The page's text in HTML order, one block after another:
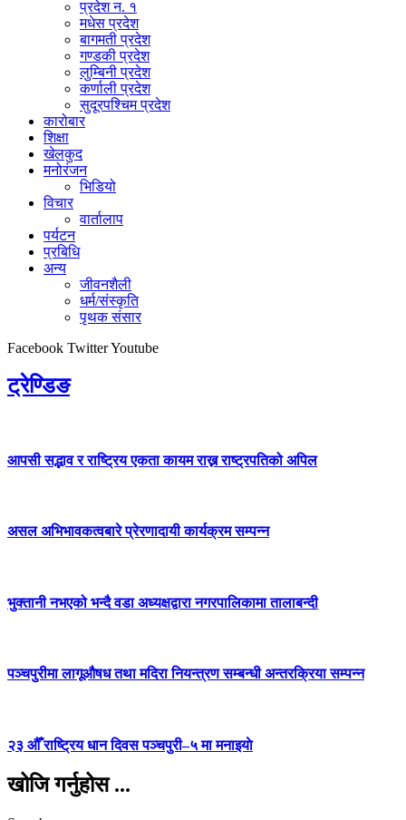
प्रदेश न. १
मधेस प्रदेश
बागमती प्रदेश
गण्डकी प्रदेश
लुम्बिनी प्रदेश
कर्णाली प्रदेश
सुदूरपश्चिम प्रदेश
कारोबार
शिक्षा
खेलकुद
मनोरंजन
भिडियो
विचार
वार्तालाप
पर्यटन
प्रबिधि
अन्य
जीवनशैली
धर्म/संस्कृति
पृथक संसार
Facebook TwitterYoutube
ट्रेण्डिङ
आपसी सद्भाव र राष्ट्रिय एकता कायम राख्न राष्ट्रपतिको अपिल
असल अभिभावकत्वबारे प्रेरणादायी कार्यक्रम सम्पन्न
भुक्तानी नभएको भन्दै वडा अध्यक्षद्वारा नगरपालिकामा तालाबन्दी
पञ्चपुरीमा लागूऔषध तथा मदिरा नियन्त्रण सम्बन्धी अन्तरक्रिया सम्पन्न
२३ औँ राष्ट्रिय धान दिवस पञ्चपुरी–५ मा मनाइयाे
खोजि गर्नुहोस ...